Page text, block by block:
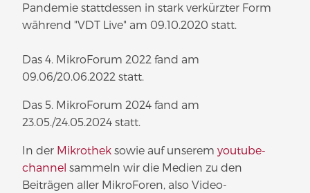
Pandemie stattdessen in stark verkürzter Form
während "VDT Live" am 09.10.2020 statt.
Das 4. MikroForum 2022 fand am
09.06/20.06.2022 statt.
Das 5. MikroForum 2024 fand am
23.05./24.05.2024 statt.
In der Mikrothek sowie auf unserem youtube-
channel sammeln wir die Medien zu den
Beiträgen aller MikroForen, also Video-